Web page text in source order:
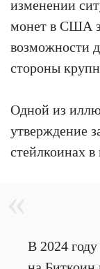
изменении
монет в США
возможности
стороны
Одной из
утверждение
стейлкоинах
В 2024